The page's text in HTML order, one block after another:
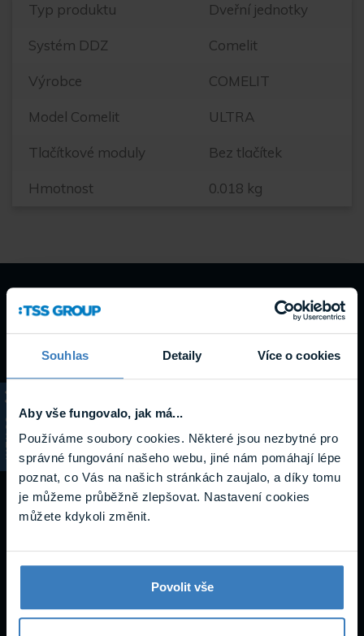
Souhlas Detaily Více o cookies
Aby vše fungovalo, jak má...
Používáme soubory cookies. Některé jsou nezbytné pro
správné fungování našeho webu, jiné nám pomáhají lépe
poznat, co Vás na našich stránkách zaujalo, a díky tomu
je můžeme průběžně zlepšovat. Nastavení cookies
můžete kdykoli změnit.
Povolit vše
KATALOG
Typ produktu Dveřní jednotky
Systém DDZ Comelit
Výrobce COMELIT
Model Comelit ULTRA
Tlačítkové moduly Bez tlačítek
Hmotnost 0.018 kg
Návody a
podpora
Datasheety